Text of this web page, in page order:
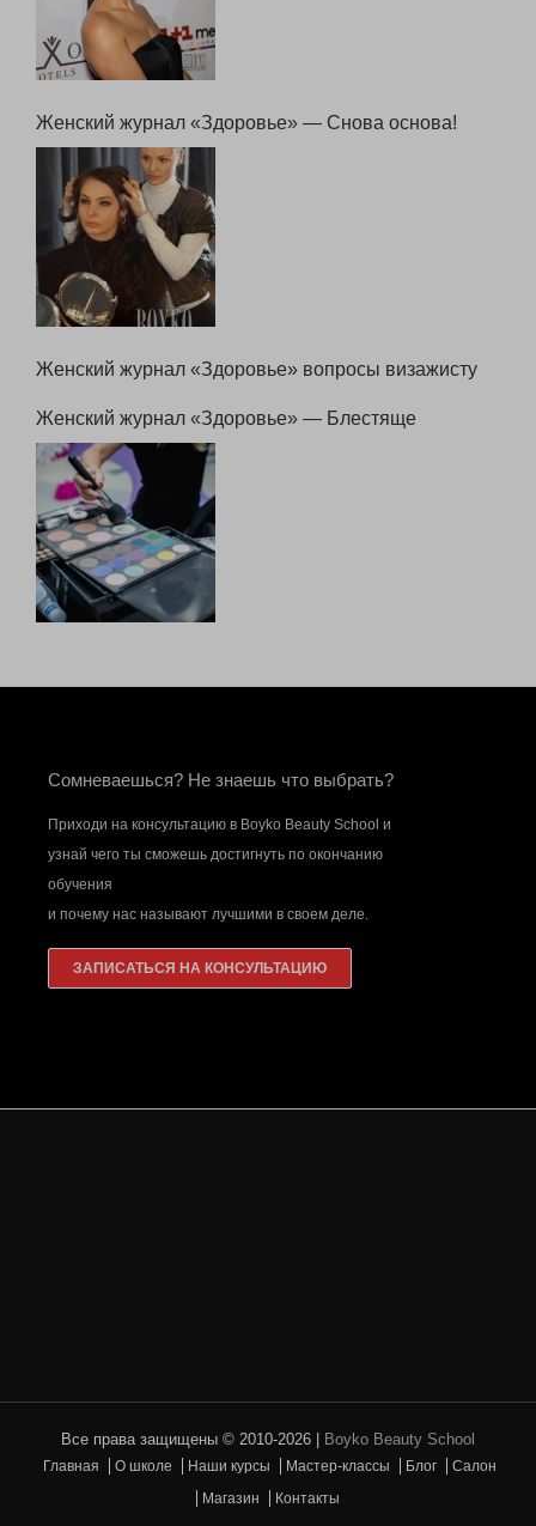
Женский журнал «Здоровье» — Снова основа!
Женский журнал «Здоровье» вопросы визажисту
Женский журнал «Здоровье» — Блестяще
Сомневаешься? Не знаешь что выбрать?
Приходи на консультацию в Boyko Beauty School и
и почему нас называют лучшими в своем деле.
Все права защищены © 2010-2026 |Boyko Beauty School